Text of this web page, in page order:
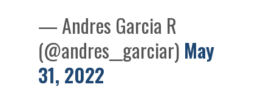
— Andres Garcia R
(@andres__garciar) May
31, 2022